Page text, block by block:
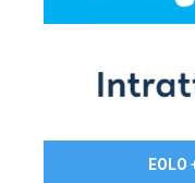
EOLO